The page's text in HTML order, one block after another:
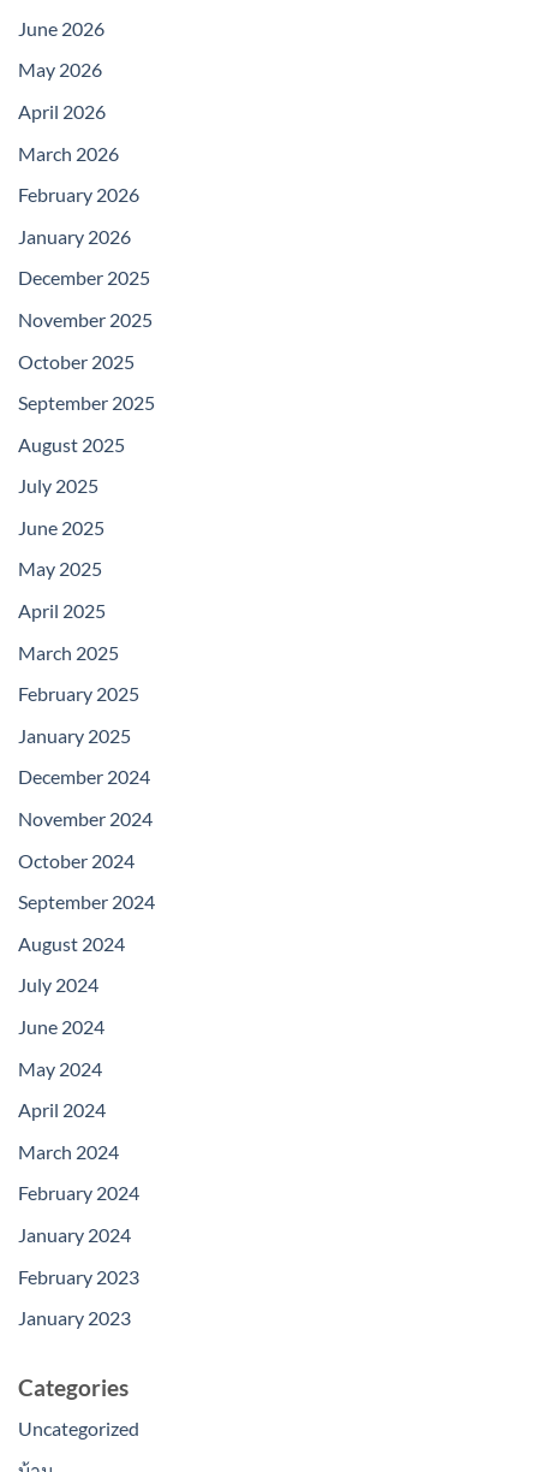
June 2026
May 2026
April 2026
March 2026
February 2026
January 2026
December 2025
November 2025
October 2025
September 2025
August 2025
July 2025
June 2025
May 2025
April 2025
March 2025
February 2025
January 2025
December 2024
November 2024
October 2024
September 2024
August 2024
July 2024
June 2024
May 2024
April 2024
March 2024
February 2024
January 2024
February 2023
January 2023
Categories
Uncategorized